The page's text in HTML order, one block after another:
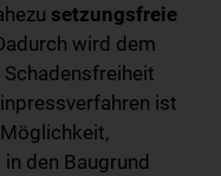
setzungsfreie
wird dem
Schadensfreiheit
ist
in den Baugrund